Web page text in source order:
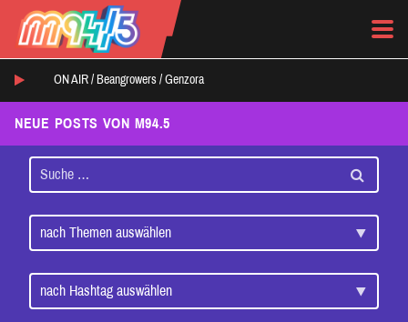
ON AIR / Beangrowers / Genzora
NEUE POSTS VON M94.5